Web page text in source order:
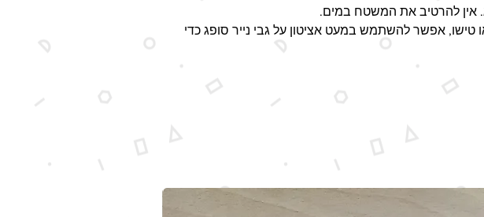
אין להרטיב את המשטח במים.
אפשר להשתמש במעט אציטון על גבי נייר סופג כדי